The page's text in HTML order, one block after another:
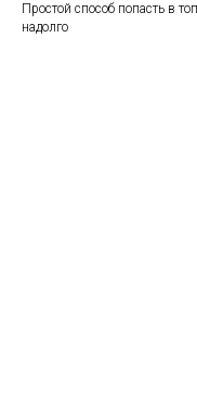
Простой способ попасть в
надолго